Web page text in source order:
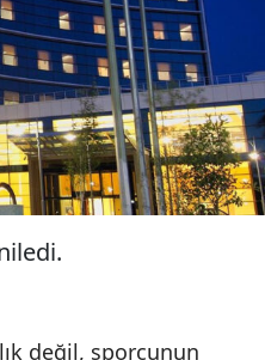
değil, sporcunun